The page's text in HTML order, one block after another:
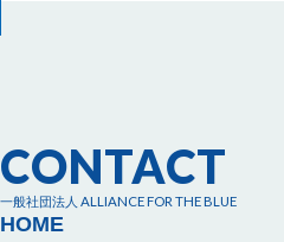
CONTACT
一般社団法人 ALLIANCE FOR THE BLUE
HOME